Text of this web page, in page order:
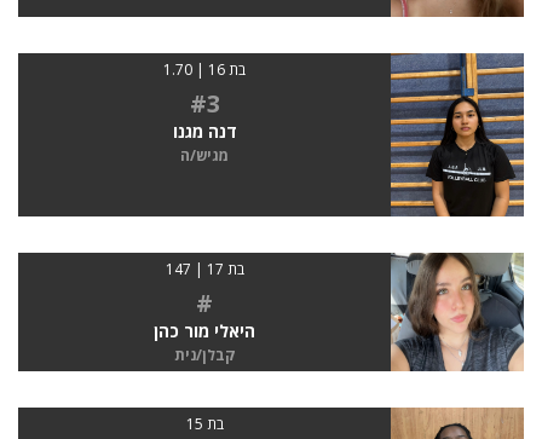
בת 16 | 1.70
#3
דנה מגנו
מגיש/ה
בת 17 | 147
#
היאלי מור כהן
קבלן/נית
בת 15